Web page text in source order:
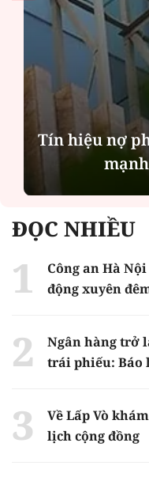
Tín hiệu nợ
ĐỌC NHIỀU
Công an Hà
động xuyên
Ngân hàng trở
trái phiếu: Báo
Về Lấp Vò
lịch cộng đồng